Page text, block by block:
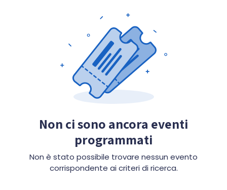
Non ci sono ancora eventi
programmati
Non è stato possibile trovare nessun evento
corrispondente ai criteri di ricerca.